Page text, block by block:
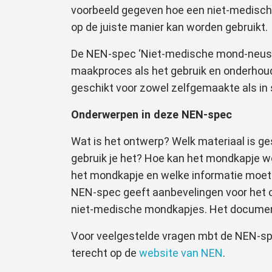
voorbeeld gegeven hoe een niet-
op de juiste manier kan worden gebruikt.
De NEN-spec ‘Niet-medische mond-
maakproces als het gebruik en
geschikt voor zowel zelfgemaakte als in
Onderwerpen in deze NEN-spec
Wat is het ontwerp? Welk materiaal is
gebruik je het? Hoe kan het mondkapje
het mondkapje en welke informatie
NEN-spec geeft aanbevelingen voor het
niet-medische mondkapjes. Het
Voor veelgestelde vragen mbt de NEN-
terecht op de website van NEN.